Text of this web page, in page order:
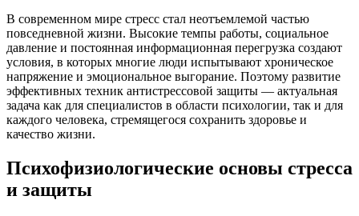
В современном мире стресс стал неотъемлемой частью
повседневной жизни. Высокие темпы работы, социальное
давление и постоянная информационная перегрузка создают
условия, в которых многие люди испытывают хроническое
напряжение и эмоциональное выгорание. Поэтому развитие
эффективных техник антистрессовой защиты — актуальная
задача как для специалистов в области психологии, так и для
каждого человека, стремящегося сохранить здоровье и
качество жизни.
Психофизиологические основы стресса
и защиты